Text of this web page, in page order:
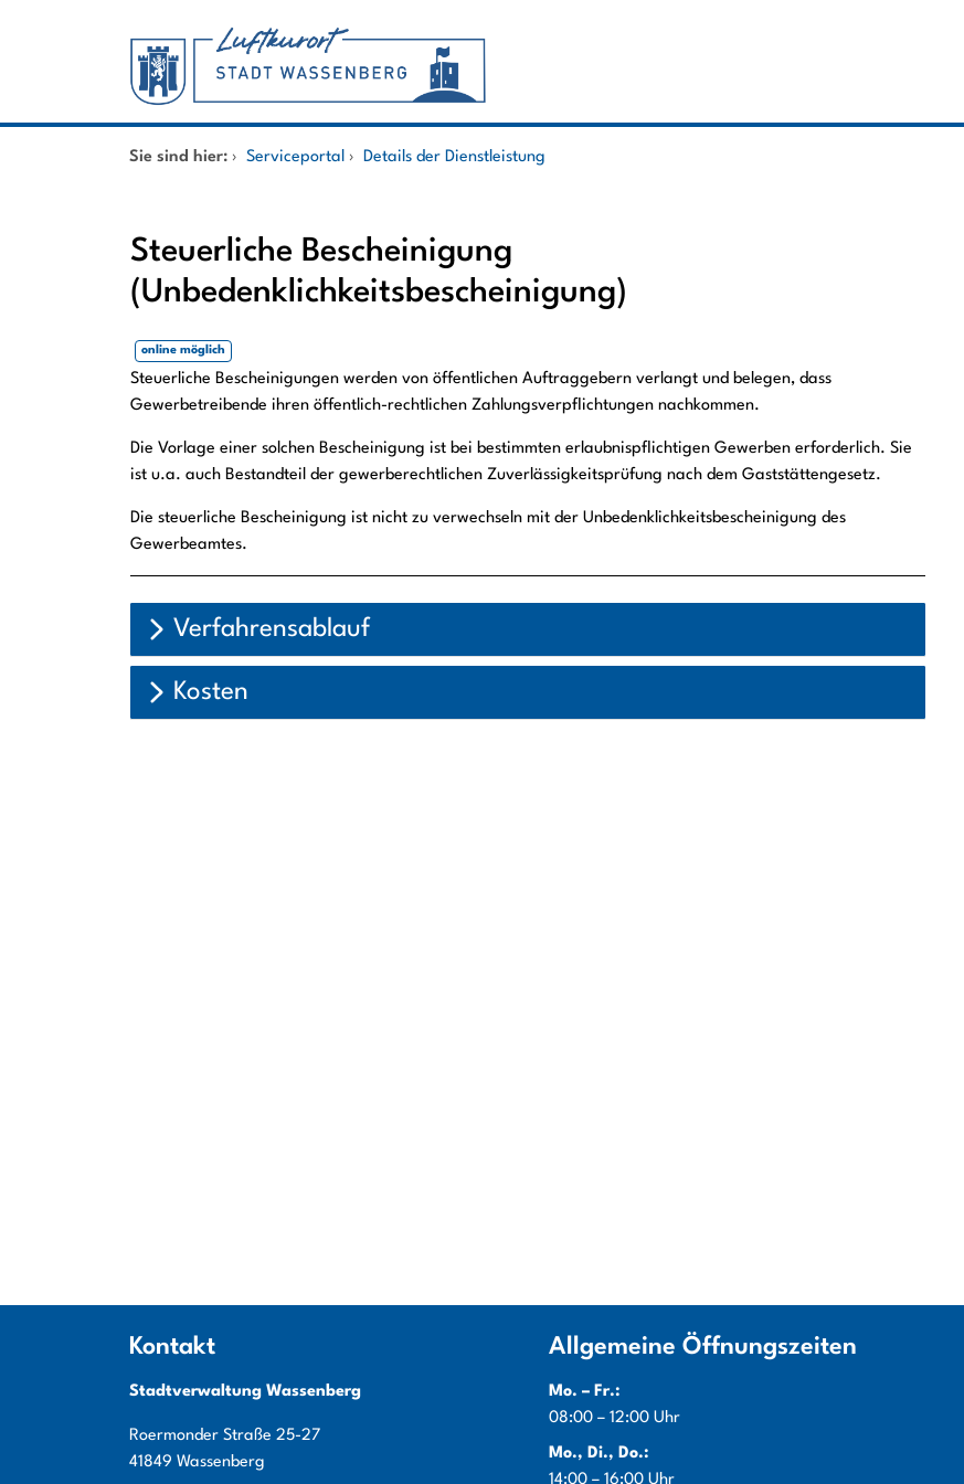
Startseite
Mitarbeitende A-Z
Sie sind hier: › Serviceportal › Details der Dienstleistung
Steuerliche Bescheinigung
(Unbedenklichkeitsbescheinigung)
online möglich
Kurzbeschreibung
Steuerliche Bescheinigungen werden von öffentlichen Auftraggebern verlangt und belegen, dass
Gewerbetreibende ihren öffentlich-rechtlichen Zahlungsverpflichtungen nachkommen.
Die Vorlage einer solchen Bescheinigung ist bei bestimmten erlaubnispflichtigen Gewerben erforderlich. Sie
ist u.a. auch Bestandteil der gewerberechtlichen Zuverlässigkeitsprüfung nach dem Gaststättengesetz.
Die steuerliche Bescheinigung ist nicht zu verwechseln mit der Unbedenklichkeitsbescheinigung des
Gewerbeamtes.
Verfahrensablauf
Kosten
Kontakt
Stadtverwaltung Wassenberg
Roermonder Straße 25-27
41849 Wassenberg
Allgemeine Öffnungszeiten
Mo. – Fr.:
08:00 – 12:00 Uhr
Mo., Di., Do.:
14:00 – 16:00 Uhr